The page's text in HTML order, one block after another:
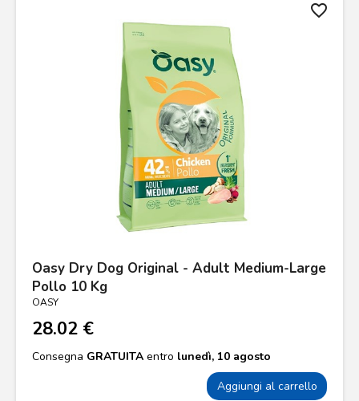
favorite_border
Oasy Dry Dog Original - Adult Medium-Large
Pollo 10 Kg
OASY
28.02 €
Consegna GRATUITA entro lunedì, 10 agosto
Aggiungi al carrello